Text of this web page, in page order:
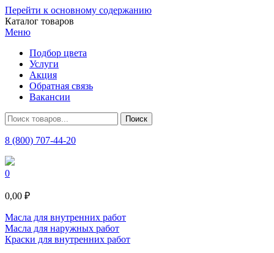
Перейти к основному содержанию
Каталог товаров
Меню
Подбор цвета
Услуги
Акция
Обратная связь
Вакансии
8 (800) 707-44-20
0
0,00 ₽
Масла для внутренних работ
Масла для наружных работ
Краски для внутренних работ